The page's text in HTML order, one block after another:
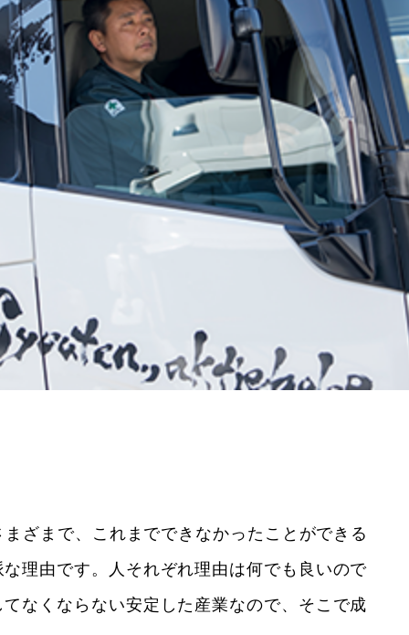
ざまで、これまでできなかったことができる
理由です。人それぞれ理由は何でも良いので
なくならない安定した産業なので、そこで成